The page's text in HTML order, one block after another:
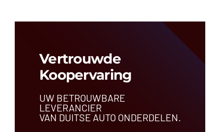
Vertrouwde
Koopervaring
UW BETROUWBARE
LEVERANCIER
VAN DUITSE AUTO ONDERDELEN.